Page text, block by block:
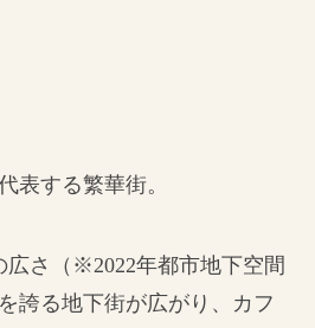
表する繁華街。
広さ（※2022年都市地下空間
誇る地下街が広がり、カフ